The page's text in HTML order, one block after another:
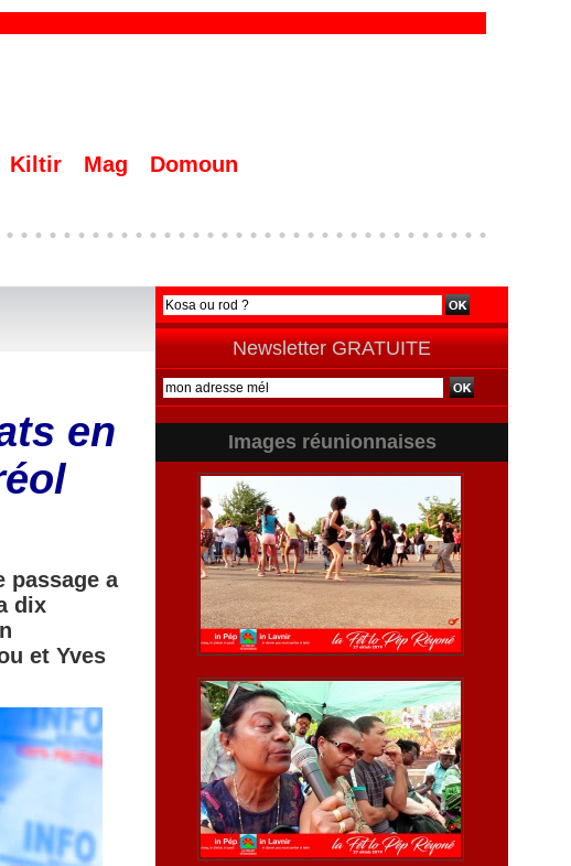
Kiltir Mag Domoun
en
passage a
dix
et Yves
Newsletter GRATUITE
Images réunionnaises